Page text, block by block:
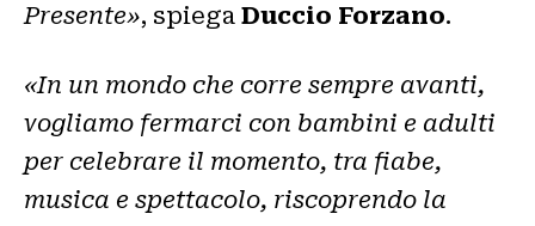
Presente», spiega Duccio Forzano.
«In un mondo che corre sempre avanti,
vogliamo fermarci con bambini e adulti
per celebrare il momento, tra fiabe,
musica e spettacolo, riscoprendo la